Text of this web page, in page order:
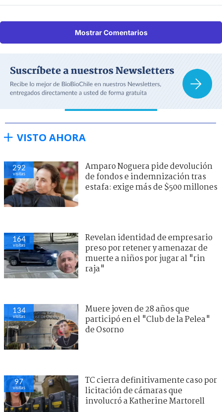
Mostrar Comentarios
VISTO AHORA
292
visitas
Amparo Noguera pide devolución
de fondos e indemnización tras
estafa: exige más de $500 millones
164
visitas
Revelan identidad de empresario
preso por retener y amenazar de
muerte a niños por jugar al "rin
raja"
134
visitas
Muere joven de 28 años que
participó en el "Club de la Pelea"
de Osorno
97
visitas
TC cierra definitivamente caso por
licitación de cámaras que
involucró a Katherine Martorell